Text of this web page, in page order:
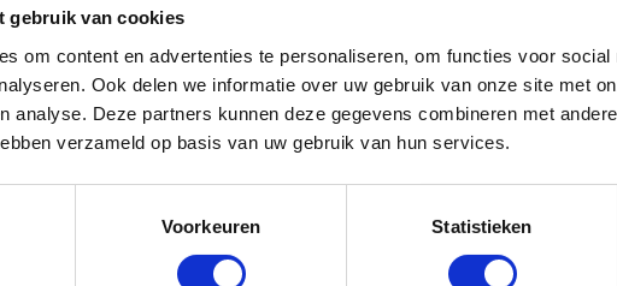
gebruik van cookies
om content en advertenties te personaliseren, om functies voor social
Ook delen we informatie over uw gebruik van onze site met
analyse. Deze partners kunnen deze gegevens combineren met
verzameld op basis van uw gebruik van hun services.
Voorkeuren Statistieken
blogs…